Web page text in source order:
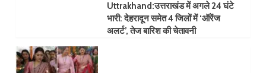
Uttrakhand:उत्तराखंड में अगले 24 घंटे
भारी: देहरादून समेत 4 जिलों में ‘ऑरेंज
अलर्ट’, तेज बारिश की चेतावनी